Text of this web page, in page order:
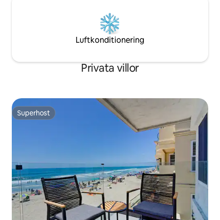
Luftkonditionering
Privata villor
Superhost
Superhost